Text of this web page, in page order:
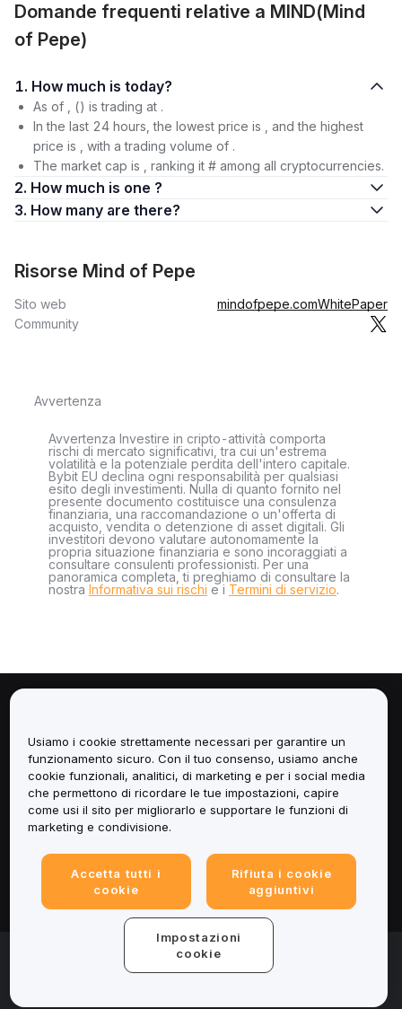
Domande frequenti relative a MIND(Mind
of Pepe)
1. How much is today?
As of , () is trading at .
In the last 24 hours, the lowest price is , and the highest
price is , with a trading volume of .
The market cap is , ranking it # among all cryptocurrencies.
2. How much is one ?
3. How many are there?
Risorse Mind of Pepe
Sito web mindofpepe.comWhitePaper
Community
Avvertenza
Avvertenza Investire in cripto-attività comporta
rischi di mercato significativi, tra cui un'estrema
volatilità e la potenziale perdita dell'intero capitale.
Bybit EU declina ogni responsabilità per qualsiasi
esito degli investimenti. Nulla di quanto fornito nel
presente documento costituisce una consulenza
finanziaria, una raccomandazione o un'offerta di
acquisto, vendita o detenzione di asset digitali. Gli
investitori devono valutare autonomamente la
propria situazione finanziaria e sono incoraggiati a
consultare consulenti professionisti. Per una
panoramica completa, ti preghiamo di consultare la
nostra Informativa sui rischi e i Termini di servizio.
Servizi
Assistenza
Informazioni legali
© 2025-2026 Bybit.eu. Tutti i diritti riservati.
Usiamo i cookie strettamente necessari per garantire un
funzionamento sicuro. Con il tuo consenso, usiamo anche
cookie funzionali, analitici, di marketing e per i social media
che permettono di ricordare le tue impostazioni, capire
come usi il sito per migliorarlo e supportare le funzioni di
marketing e condivisione.
Accetta tutti i
cookie
Rifiuta i cookie
aggiuntivi
Impostazioni
cookie